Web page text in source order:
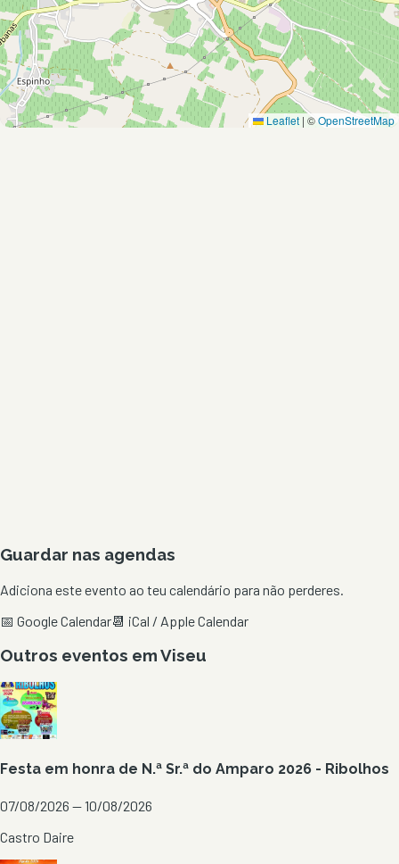
Leaflet | ©OpenStreetMap
Guardar nas agendas
Adiciona este evento ao teu calendário para não perderes.
📅 Google Calendar📆 iCal / Apple Calendar
Outros eventos emViseu
Festa em honra de N.ª Sr.ª do Amparo 2026 - Ribolhos
07/08/2026 — 10/08/2026
Castro Daire